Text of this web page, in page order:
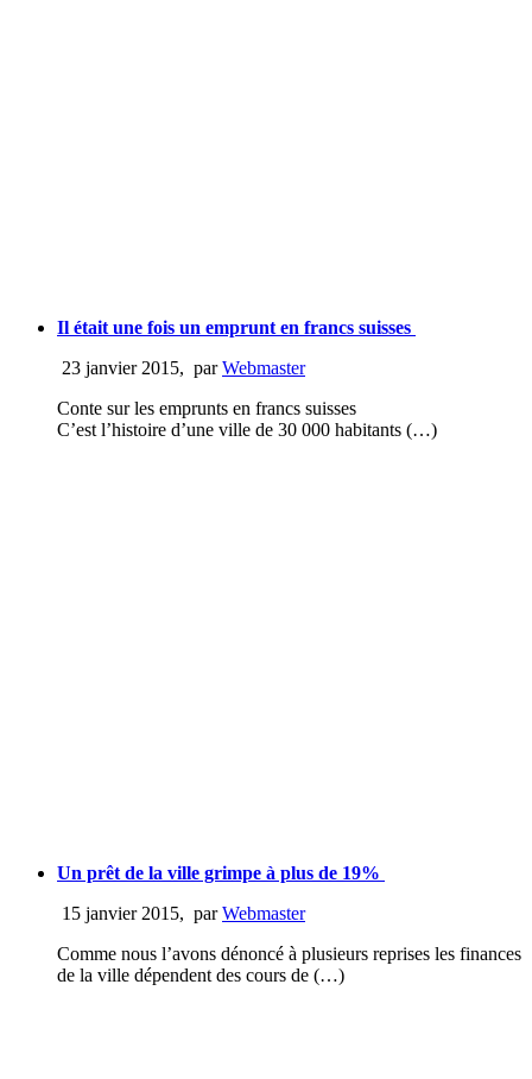
Il était une fois un emprunt en francs suisses
23 janvier 2015, parWebmaster
Conte sur les emprunts en francs suisses
C’est l’histoire d’une ville de 30 000 habitants (…)
Un prêt de la ville grimpe à plus de 19%
15 janvier 2015, parWebmaster
Comme nous l’avons dénoncé à plusieurs reprises les finances
de la ville dépendent des cours de (…)